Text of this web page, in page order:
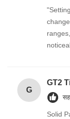
G
Solid